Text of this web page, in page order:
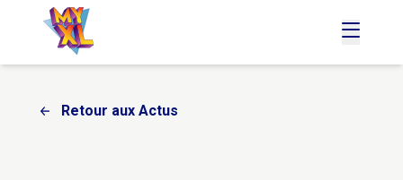
accueil
menu
Retour aux Actus